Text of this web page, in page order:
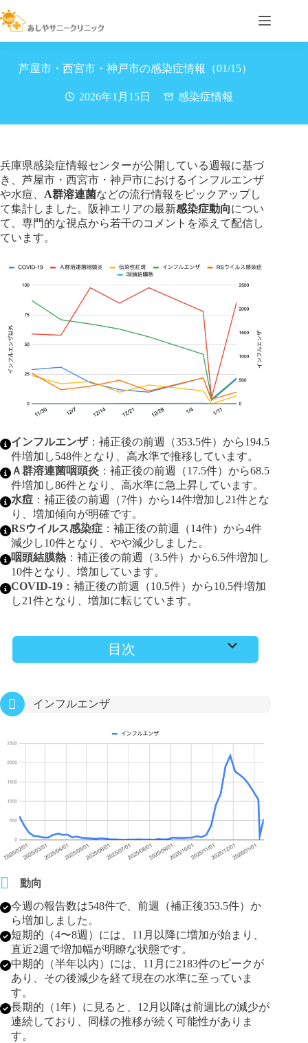
ン
テ
芦屋市・西宮市・神戸市の感染症情報（01/15）
2026年1月15日 感染症情報
兵庫県感染症情報センターが公開している週報に基づ
き、芦屋市・西宮市・神戸市におけるインフルエンザ
や水痘、 A群溶連菌などの流行情報をピックアップし
て集計しました。阪神エリアの最新感染症動向につい
て、専門的な視点から若干のコメントを添えて配信し
ています。
インフルエンザ：補正後の前週（353.5件）から194.5
件増加し548件となり、高水準で推移しています。
Ａ群溶連菌咽頭炎 ：補正後の前週（17.5件）から68.5
件増加し86件となり、高水準に急上昇しています。
水痘 ：補正後の前週（7件）から14件増加し21件とな
り、増加傾向が明確です。
RSウイルス感染症 ：補正後の前週（14件）から4件
減少し10件となり、やや減少しました。
咽頭結膜熱 ：補正後の前週（3.5件）から6.5件増加し
10件となり、増加しています。
COVID-19 ：補正後の前週（10.5件）から10.5件増加
し21件となり、増加に転じています。
目次
インフルエンザ
動向
今週の報告数は548件で、前週（補正後353.5件）か
ら増加しました。
短期的（4〜8週）には、11月以降に増加が始まり、
直近2週で増加幅が明瞭な状態です。
中期的（半年以内）には、11月に2183件のピークが
あり、その後減少を経て現在の水準に至っていま
す。
長期的（1年）に見ると、12月以降は前週比の減少が
連続しており、同様の推移が続く可能性がありま
す。